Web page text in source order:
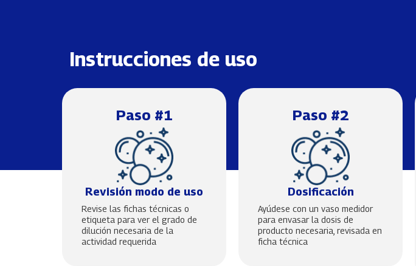
Instrucciones de uso
Paso #1
Revisión modo de uso
Revise las fichas técnicas o
etiqueta para ver el grado de
dilución necesaria de la
actividad requerida
Paso #2
Dosificación
Ayúdese con un vaso medidor
para envasar la dosis de
producto necesaria, revisada en
ficha técnica